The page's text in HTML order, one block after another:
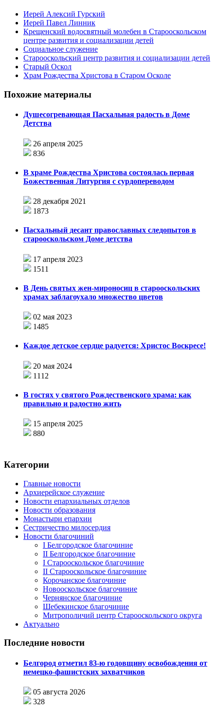
Иерей Алексий Гурский
Иерей Павел Линник
Крещенский водосвятный молебен в Старооскольском
центре развития и социализации детей
Социальное служение
Старооскольский центр развития и социализации детей
Старый Оскол
Храм Рождества Христова в Старом Осколе
Похожие материалы
Душесогревающая Пасхальная радость в Доме
Детства
26 апреля 2025
836
В храме Рождества Христова состоялась первая
Божественная Литургия с сурдопереводом
28 декабря 2021
1873
Пасхальный десант православных следопытов в
старооскольском Доме детства
17 апреля 2023
1511
В День святых жен-мироносиц в старооскольских
храмах заблагоухало множество цветов
02 мая 2023
1485
Каждое детское сердце радуется: Христос Воскресе!
20 мая 2024
1112
В гостях у святого Рождественского храма: как
правильно и радостно жить
15 апреля 2025
880
Категории
Главные новости
Архиерейское служение
Новости епархиальных отделов
Новости образования
Монастыри епархии
Сестричество милосердия
Новости благочиний
I Белгородское благочиние
II Белгородское благочиние
I Старооскольское благочиние
II Старооскольское благочиние
Корочанское благочиние
Новооскольское благочиние
Чернянское благочиние
Шебекинское благочиние
Митрополичий центр Старооскольского округа
Актуально
Последние новости
Белгород отметил 83-ю годовщину освобождения от
немецко-фашистских захватчиков
05 августа 2026
328